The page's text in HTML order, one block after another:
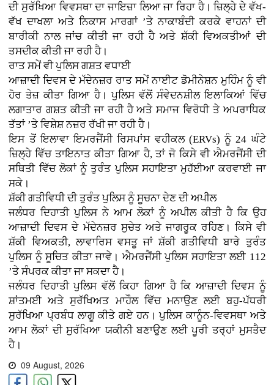
ਦੀ ਸੁਰੱਖਿਆ ਵਿਵਸਥਾ ਦਾ ਜਾਇਜ਼ਾ ਲਿਆ ਜਾ ਰਿਹਾ ਹੈ। ਜ਼ਿਲ੍ਹੇ ਦੇ ਵੱਖ-
ਵੱਖ ਦਾਖਲਾ ਅਤੇ ਨਿਕਾਸ ਮਾਰਗਾਂ ’ਤੇ ਨਾਕਾਬੰਦੀ ਕਰਕੇ ਵਾਹਨਾਂ ਦੀ
ਬਾਰੀਕੀ ਨਾਲ ਜਾਂਚ ਕੀਤੀ ਜਾ ਰਹੀ ਹੈ ਅਤੇ ਸ਼ੱਕੀ ਵਿਅਕਤੀਆਂ ਦੀ
ਤਸਦੀਕ ਕੀਤੀ ਜਾ ਰਹੀ ਹੈ।
ਰਾਤ ਸਮੇਂ ਵੀ ਪੁਲਿਸ ਗਸ਼ਤ ਵਧਾਈ
ਆਜ਼ਾਦੀ ਦਿਵਸ ਦੇ ਮੱਦੇਨਜ਼ਰ ਰਾਤ ਸਮੇਂ ਨਾਈਟ ਡੋਮੀਨੇਸ਼ਨ ਮੁਹਿੰਮ ਨੂੰ ਵੀ
ਹੋਰ ਤੇਜ਼ ਕੀਤਾ ਗਿਆ ਹੈ। ਪੁਲਿਸ ਵੱਲੋਂ ਸੰਵੇਦਨਸ਼ੀਲ ਇਲਾਕਿਆਂ ਵਿੱਚ
ਲਗਾਤਾਰ ਗਸ਼ਤ ਕੀਤੀ ਜਾ ਰਹੀ ਹੈ ਅਤੇ ਸਮਾਜ ਵਿਰੋਧੀ ਤੇ ਅਪਰਾਧਿਕ
ਤੱਤਾਂ ’ਤੇ ਵਿਸ਼ੇਸ਼ ਨਜ਼ਰ ਰੱਖੀ ਜਾ ਰਹੀ ਹੈ।
ਇਸ ਤੋਂ ਇਲਾਵਾ ਇਮਰਜੈਂਸੀ ਰਿਸਪਾਂਸ ਵਹੀਕਲ (ERVs) ਨੂੰ 24 ਘੰਟੇ
ਜ਼ਿਲ੍ਹੇ ਵਿੱਚ ਤਾਇਨਾਤ ਕੀਤਾ ਗਿਆ ਹੈ, ਤਾਂ ਜੋ ਕਿਸੇ ਵੀ ਐਮਰਜੈਂਸੀ ਦੀ
ਸਥਿਤੀ ਵਿੱਚ ਲੋਕਾਂ ਨੂੰ ਤੁਰੰਤ ਪੁਲਿਸ ਸਹਾਇਤਾ ਮੁਹੱਈਆ ਕਰਵਾਈ ਜਾ
ਸਕੇ।
ਸ਼ੱਕੀ ਗਤੀਵਿਧੀ ਦੀ ਤੁਰੰਤ ਪੁਲਿਸ ਨੂੰ ਸੂਚਨਾ ਦੇਣ ਦੀ ਅਪੀਲ
ਜਲੰਧਰ ਦਿਹਾਤੀ ਪੁਲਿਸ ਨੇ ਆਮ ਲੋਕਾਂ ਨੂੰ ਅਪੀਲ ਕੀਤੀ ਹੈ ਕਿ ਉਹ
ਆਜ਼ਾਦੀ ਦਿਵਸ ਦੇ ਮੱਦੇਨਜ਼ਰ ਸੁਚੇਤ ਅਤੇ ਜਾਗਰੂਕ ਰਹਿਣ। ਕਿਸੇ ਵੀ
ਸ਼ੱਕੀ ਵਿਅਕਤੀ, ਲਾਵਾਰਿਸ ਵਸਤੂ ਜਾਂ ਸ਼ੱਕੀ ਗਤੀਵਿਧੀ ਬਾਰੇ ਤੁਰੰਤ
ਪੁਲਿਸ ਨੂੰ ਸੂਚਿਤ ਕੀਤਾ ਜਾਵੇ। ਐਮਰਜੈਂਸੀ ਪੁਲਿਸ ਸਹਾਇਤਾ ਲਈ 112
’ਤੇ ਸੰਪਰਕ ਕੀਤਾ ਜਾ ਸਕਦਾ ਹੈ।
ਜਲੰਧਰ ਦਿਹਾਤੀ ਪੁਲਿਸ ਵੱਲੋਂ ਕਿਹਾ ਗਿਆ ਹੈ ਕਿ ਆਜ਼ਾਦੀ ਦਿਵਸ ਨੂੰ
ਸ਼ਾਂਤਮਈ ਅਤੇ ਸੁਰੱਖਿਅਤ ਮਾਹੌਲ ਵਿੱਚ ਮਨਾਉਣ ਲਈ ਬਹੁ-ਪੱਧਰੀ
ਸੁਰੱਖਿਆ ਪ੍ਰਬੰਧ ਲਾਗੂ ਕੀਤੇ ਗਏ ਹਨ। ਪੁਲਿਸ ਕਾਨੂੰਨ-ਵਿਵਸਥਾ ਅਤੇ
ਆਮ ਲੋਕਾਂ ਦੀ ਸੁਰੱਖਿਆ ਯਕੀਨੀ ਬਣਾਉਣ ਲਈ ਪੂਰੀ ਤਰ੍ਹਾਂ ਮੁਸਤੈਦ
ਹੈ।
09 August, 2026